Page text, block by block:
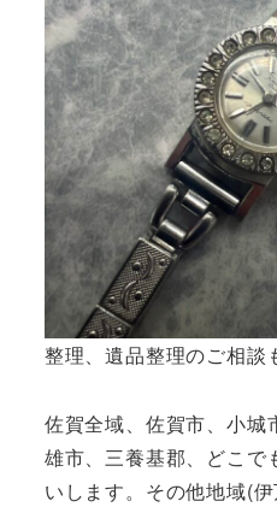
整理、遺品整理のご相談
佐賀全域、佐賀市、小城
雄市、三養基郡、どこで
いします。その他地域(